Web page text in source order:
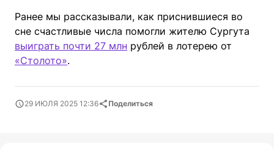
Ранее мы рассказывали, как приснившиеся во
сне счастливые числа помогли жителю Сургута
выиграть почти 27 млн рублей в лотерею от
«Столото».
29 ИЮЛЯ 2025 12:36 Поделиться